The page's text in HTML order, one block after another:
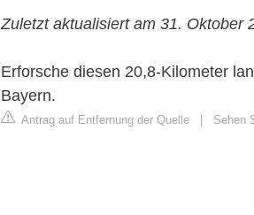
Zuletzt aktualisiert am 31. Oktober
Erforsche diesen 20,8-Kilometer
Bayern.
Antrag auf Entfernung der Quelle Sehen